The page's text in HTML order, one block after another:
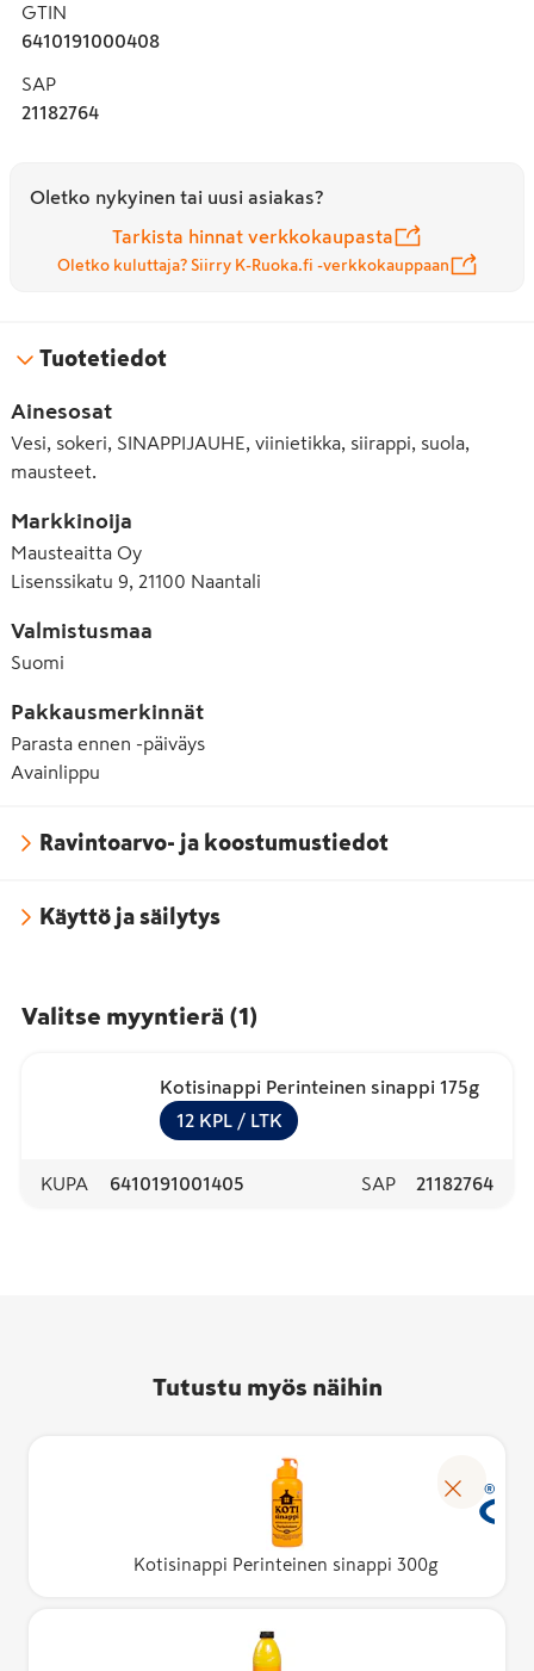
GTIN
6410191000408
SAP
21182764
Oletko nykyinen tai uusi asiakas?
Tarkista hinnat verkkokaupasta
Oletko kuluttaja? Siirry K-Ruoka.fi -verkkokauppaan
Tuotetiedot
Ainesosat
Vesi, sokeri, SINAPPIJAUHE, viinietikka, siirappi, suola,
mausteet.
Markkinoija
Mausteaitta Oy
Lisenssikatu 9, 21100 Naantali
Valmistusmaa
Suomi
Pakkausmerkinnät
Parasta ennen -päiväys
Avainlippu
Ravintoarvo- ja koostumustiedot
Käyttö ja säilytys
Valitse myyntierä (1)
Kotisinappi Perinteinen sinappi 175g
12 KPL / LTK
KUPA 6410191001405 SAP 21182764
Tutustu myös näihin
Kotisinappi Perinteinen sinappi 300g